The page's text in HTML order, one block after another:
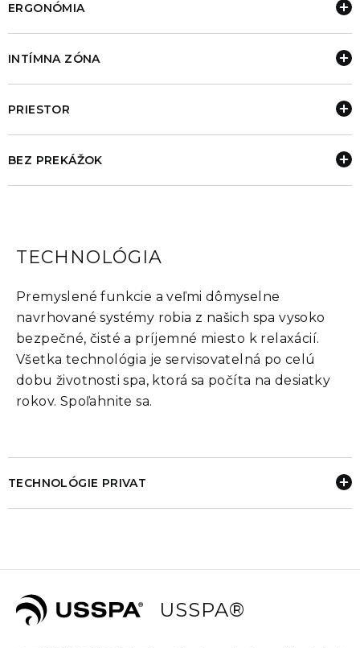
ERGONÓMIA
INTÍMNA ZÓNA
PRIESTOR
BEZ PREKÁŽOK
TECHNOLÓGIA
Premyslené funkcie a veľmi dômyselne
navrhované systémy robia z našich spa vysoko
bezpečné, čisté a príjemné miesto k relaxácií.
Všetka technológia je servisovatelná po celú
dobu životnosti spa, ktorá sa počíta na desiatky
rokov. Spoľahnite sa.
TECHNOLÓGIE PRIVAT
USSPA®